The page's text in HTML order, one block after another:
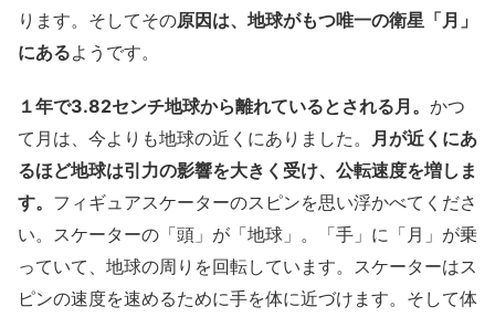
ります。そしてその原因は、地球がもつ唯一の衛星「月」
にあるようです。
１年で3.82センチ地球から離れているとされる月。 かつ
て月は、今よりも地球の近くにありました。
月が近くにあ
るほど地球は引力の影響を大きく受け、公転速度を増しま
す。 フィギュアスケーターのスピンを思い浮かべてくださ
い。スケーターの「頭」が「地球」。「手」に「月」が乗
っていて、地球の周りを回転しています。スケーターはス
ピンの速度を速めるために手を体に近づけます。そして体